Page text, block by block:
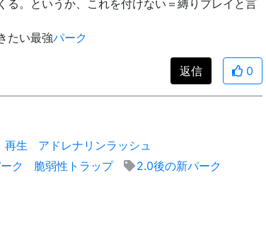
る。というか、これを付けない＝縛りプレイと言
たい最強パーク
返信 0
再生
アドレナリンラッシュ
ク 脆弱性トラップ
2.0後の新パーク